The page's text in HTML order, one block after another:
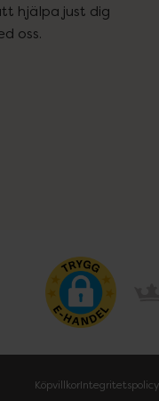
hjälpa just dig
oss.
KöpvillkorIntegritetspolicy